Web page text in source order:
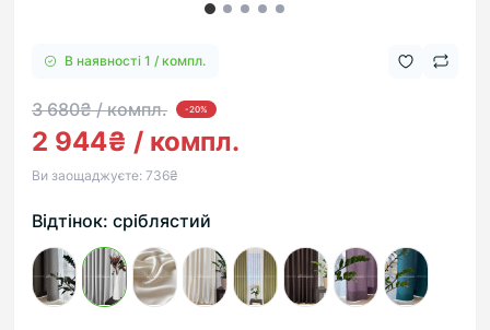
В наявності 1 / компл.
3 680₴ / компл. -20%
2 944₴ / компл.
Ви заощаджуєте: 736₴
Відтінок: сріблястий